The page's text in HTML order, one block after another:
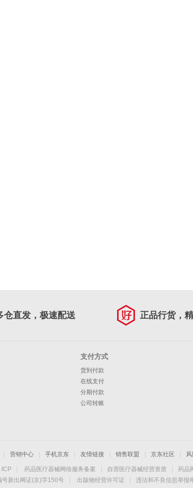
仓直发，极速配送 正品行货，
支付方式
货到付款
在线支付
分期付款
公司转账
营销中心 手机京东 友情链接 销售联盟 京东社区
ICP 药品医疗器械网络服务备案 自营医疗器械经营资质 药品
新出网证(京)字150号
出版物经营许可证
违法和不良信息举报